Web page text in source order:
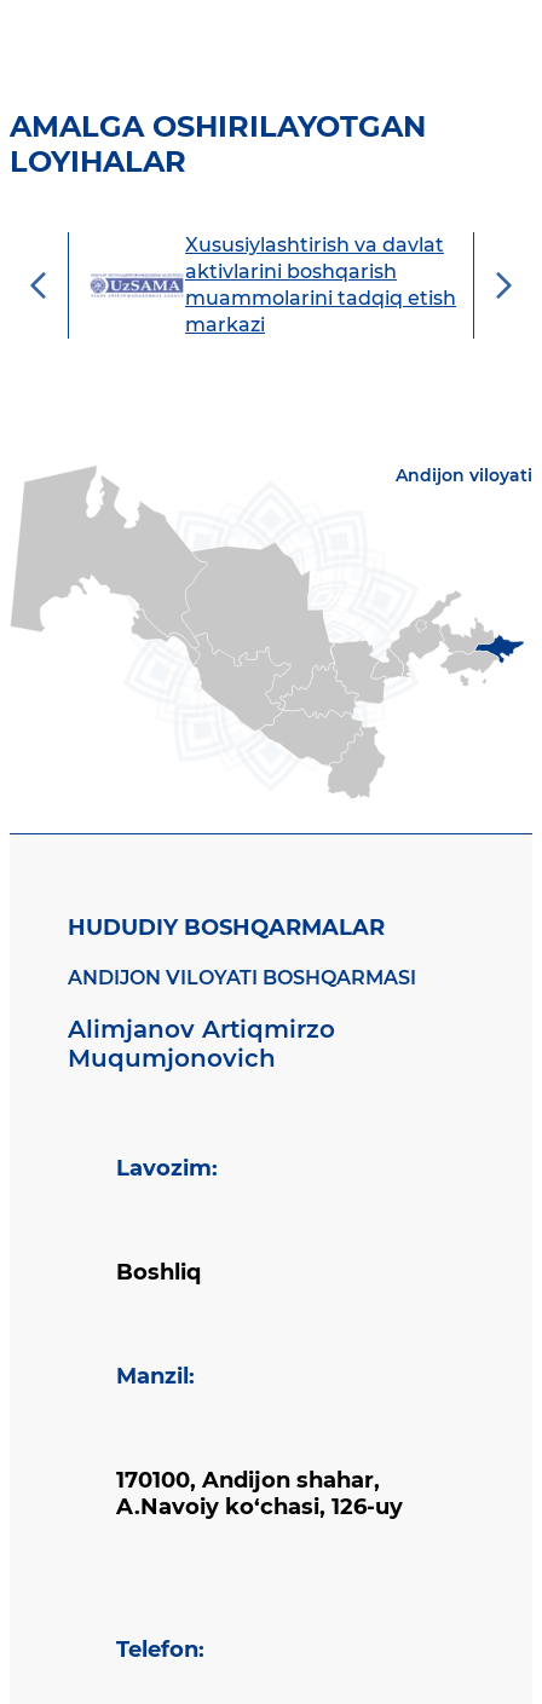
AMALGA OSHIRILAYOTGAN
LOYIHALAR
Xususiylashtirish va davlat
aktivlarini boshqarish
muammolarini tadqiq etish
markazi
Andijon viloyati
HUDUDIY BOSHQARMALAR
ANDIJON VILOYATI BOSHQARMASI
Alimjanov Artiqmirzo
Muqumjonovich
Lavozim:
Boshliq
Manzil :
170100, Andijon shahar,
A.Navoiy ko‘chasi, 126-uy
Telefon: